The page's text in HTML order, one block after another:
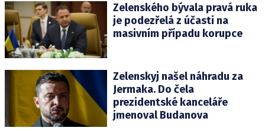
Zelenského bývala pravá ruka
je podezřelá z účasti na
masivním případu korupce
Zelenskyj našel náhradu za
Jermaka. Do čela
prezidentské kanceláře
jmenoval Budanova